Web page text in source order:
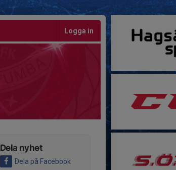
Logga in
Dela nyhet
Dela på Facebook